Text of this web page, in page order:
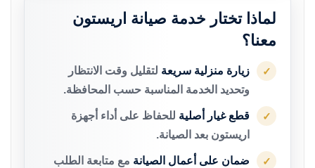
لماذا تختار خدمة صيانة اريستون
معنا؟
✓ زيارة منزلية سريعة لتقليل وقت الانتظار
وتحديد الخدمة المناسبة حسب المحافظة.
✓ قطع غيار أصلية للحفاظ على أداء أجهزة
اريستون بعد الصيانة.
✓ ضمان على أعمال الصيانة مع متابعة الطلب